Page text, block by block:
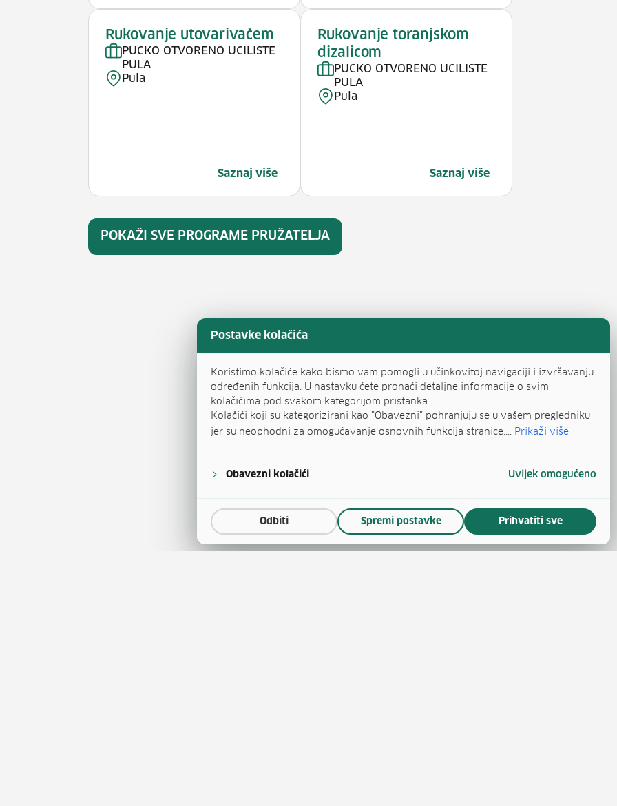
Postavke kolačića
Koristimo kolačiće kako bismo vam pomogli u učinkovitoj navigaciji i izvršavanju
određenih funkcija. U nastavku ćete pronaći detaljne informacije o svim
kolačićima pod svakom kategorijom pristanka.
Kolačići koji su kategorizirani kao "Obavezni" pohranjuju se u vašem pregledniku
jer su neophodni za omogućavanje osnovnih funkcija stranice.... Prikaži više
Obavezni kolačići Uvijek omogućeno
Odbiti Spremi postavke Prihvatiti sve
Rukovanje utovarivačem
PUČKO OTVORENO UČILIŠTE
PULA
Pula
Saznaj više
Rukovanje toranjskom
dizalicom
PUČKO OTVORENO UČILIŠTE
PULA
Pula
Saznaj više
POKAŽI SVE PROGRAME PRUŽATELJA